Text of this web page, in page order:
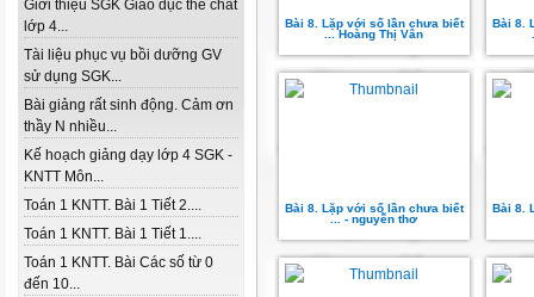
Giới thiệu SGK Giáo dục thể chất
lớp 4...
Tài liệu phục vụ bồi dưỡng GV
sử dụng SGK...
Bài giảng rất sinh động. Cảm ơn
thầy N nhiều...
Kế hoạch giảng dạy lớp 4 SGK -
KNTT Môn...
Toán 1 KNTT. Bài 1 Tiết 2....
Toán 1 KNTT. Bài 1 Tiết 1....
Toán 1 KNTT. Bài Các số từ 0
đến 10...
Bài 8. Lặp với số lần chưa biết
... Hoàng Thị Vân
Bài 8.
Bài 8. Lặp với số lần chưa biết
... - nguyễn thơ
Bài 8.